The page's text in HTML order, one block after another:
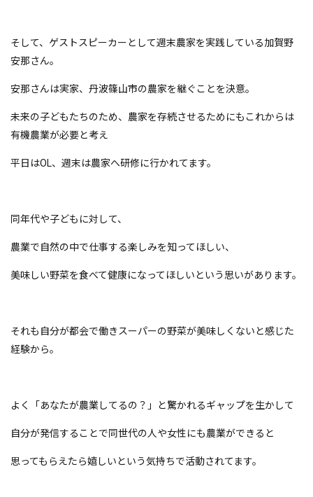
そして、ゲストスピーカーとして週末農家を実践している加賀野
安那さん。
安那さんは実家、丹波篠山市の農家を継ぐことを決意。
未来の子どもたちのため、農家を存続させるためにもこれからは
有機農業が必要と考え
平日はOL、週末は農家へ研修に行かれてます。
同年代や子どもに対して、
農業で自然の中で仕事する楽しみを知ってほしい、
美味しい野菜を食べて健康になってほしいという思いがあります。
それも自分が都会で働きスーパーの野菜が美味しくないと感じた
経験から。
よく「あなたが農業してるの？」と驚かれるギャップを生かして
自分が発信することで同世代の人や女性にも農業ができると
思ってもらえたら嬉しいという気持ちで活動されてます。